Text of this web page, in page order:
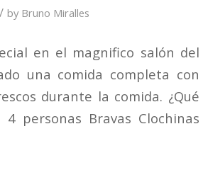
/ by Bruno Miralles
en el magnifico salón del
una comida completa con
durante la comida. ¿Qué
personas Bravas Clochinas